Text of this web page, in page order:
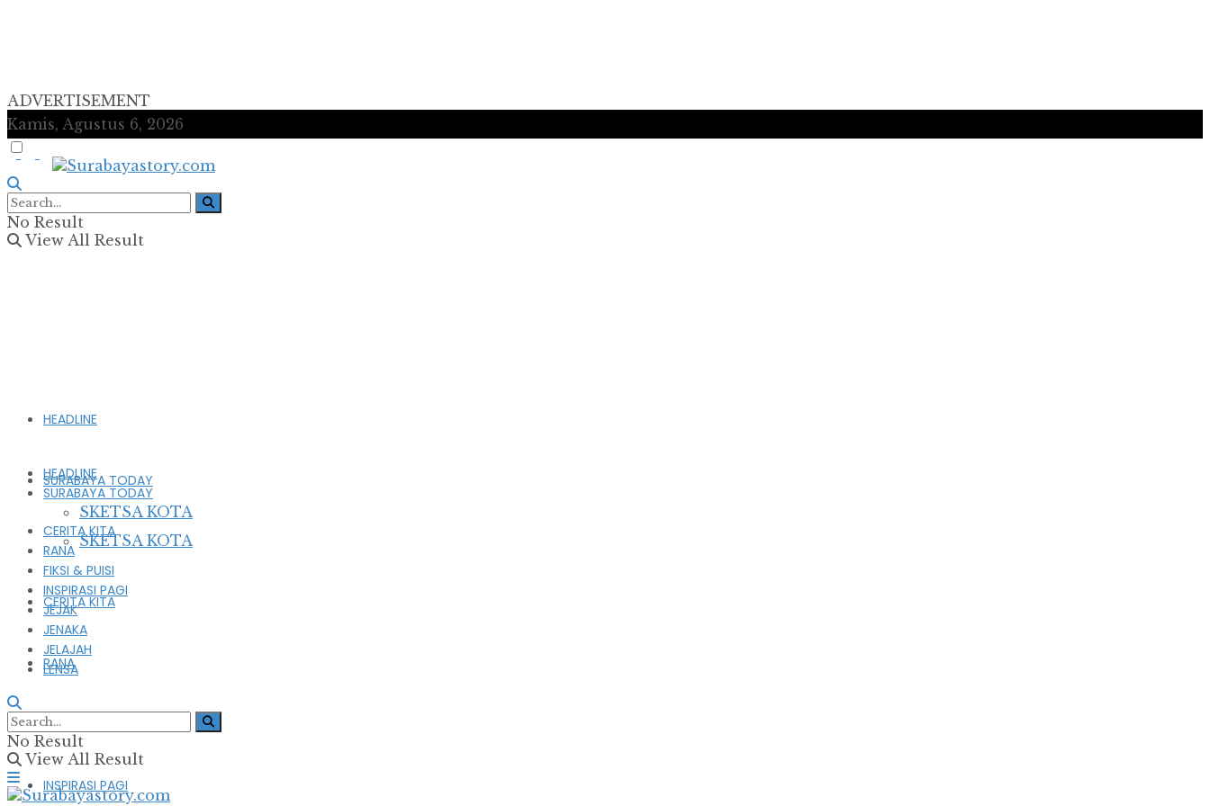
ADVERTISEMENT
Kamis, Agustus 6, 2026
No Result
View All Result
HEADLINE
SURABAYA TODAY
SKETSA KOTA
CERITA KITA
RANA
FIKSI & PUISI
INSPIRASI PAGI
HEADLINE
SURABAYA TODAY
SKETSA KOTA
CERITA KITA
RANA
FIKSI & PUISI
INSPIRASI PAGI
JEJAK
JENAKA
JELAJAH
LENSA
No Result
View All Result